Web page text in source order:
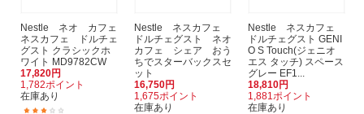
Nestle ネオ カフェ
ネスカフェ ドルチェ
グスト クラシックホ
ワイト MD9782CW
17,820円
1,782ポイント
在庫あり
Nestle ネスカフェ
ドルチェグスト ネオ
カフェ シェア おう
ちでスターバックスセ
ット
16,750円
1,675ポイント
在庫あり
Nestle ネスカフェ
ドルチェグスト GENI
O S Touch(ジェニオ
エス タッチ) スペース
グレー EF1...
18,810円
1,881ポイント
在庫あり